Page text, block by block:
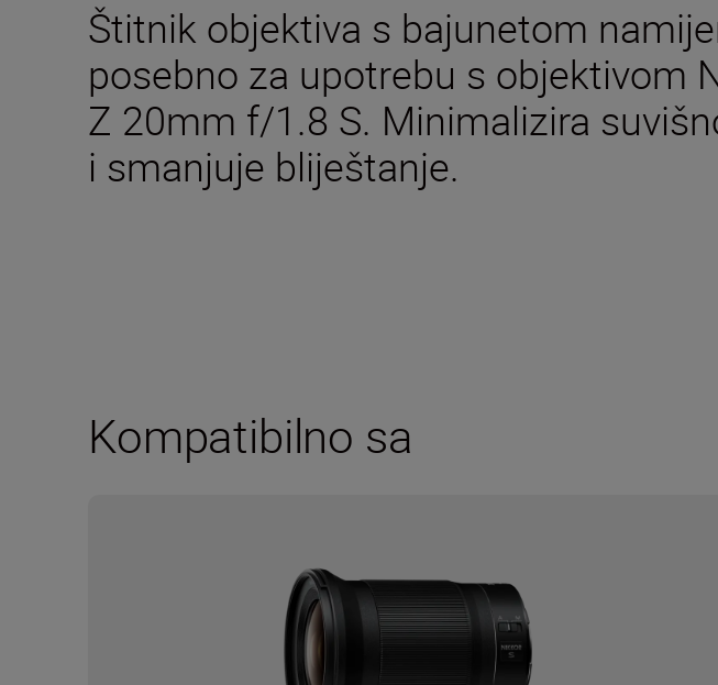
Štitnik objektiva s bajunetom
posebno za upotrebu s objektivom
Z 20mm f/1.8 S. Minimalizira
i smanjuje bliještanje.
Kompatibilno sa